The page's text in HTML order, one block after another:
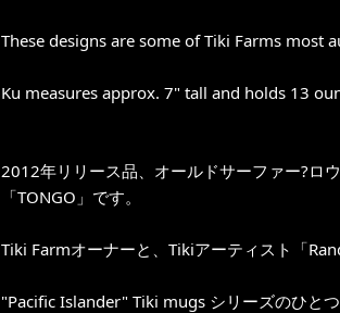
These designs are some of Tiki Farms most
Ku measures approx. 7" tall and holds 13
2012年リリース品、オールドサーファー?ロ
「TONGO」です。
Tiki Farmオーナーと、Tikiアーティスト「
"Pacific Islander" Tiki mugs シリーズのひと